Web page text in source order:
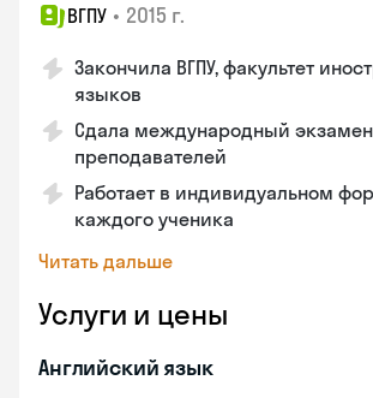
ВГПУ • 2015 г.
Закончила ВГПУ, факультет
языков
Сдала международный экзамен
преподавателей
Работает в индивидуальном
каждого ученика
Читать дальше
Услуги и цены
Английский язык